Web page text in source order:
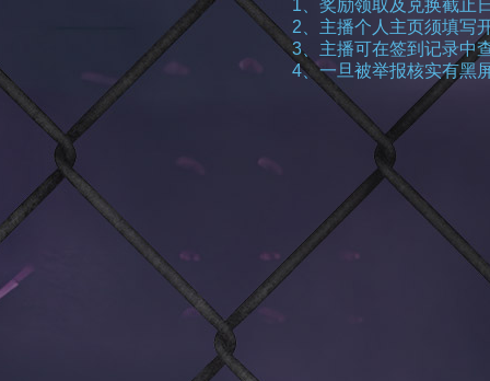
1、奖励领取及兑换截止
2、主播个人主页须填写
3、主播可在签到记录中
4、一旦被举报核实有黑